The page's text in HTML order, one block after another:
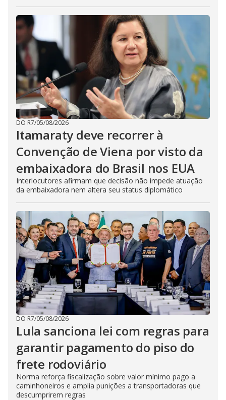
DO R7/05/08/2026
Itamaraty deve recorrer à
Convenção de Viena por visto da
embaixadora do Brasil nos EUA
Interlocutores afirmam que decisão não impede atuação
da embaixadora nem altera seu status diplomático
DO R7/05/08/2026
Lula sanciona lei com regras para
garantir pagamento do piso do
frete rodoviário
Norma reforça fiscalização sobre valor mínimo pago a
caminhoneiros e amplia punições a transportadoras que
descumprirem regras